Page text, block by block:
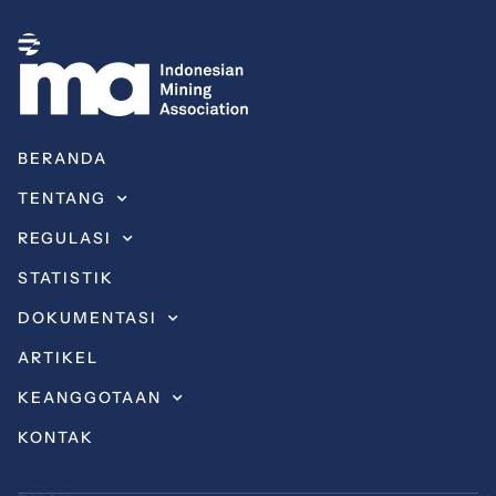
BERANDA
TENTANG
REGULASI
STATISTIK
DOKUMENTASI
ARTIKEL
KEANGGOTAAN
KONTAK